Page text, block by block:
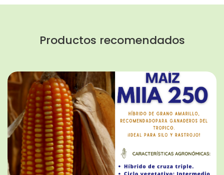
Productos recomendados